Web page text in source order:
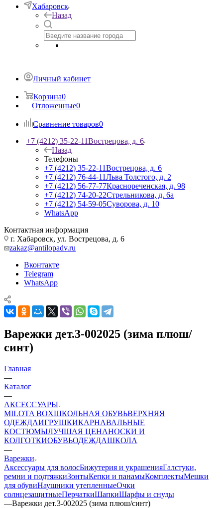
Хабаровск
Назад
Личный кабинет
Корзина0
Отложенные0
Сравнение товаров0
+7 (4212) 35-22-11Вострецова, д. 6
Назад
Телефоны
+7 (4212) 35-22-11Вострецова, д. 6
+7 (4212) 76-44-11Льва Толстого, д. 2
+7 (4212) 56-77-77Краснореченская, д. 98
+7 (4212) 74-20-22Стрельникова, д. 6а
+7 (4212) 54-59-05Суворова, д. 10
WhatsApp
Контактная информация
г. Хабаровск, ул. Вострецова, д. 6
zakaz@antilopadv.ru
Вконтакте
Telegram
WhatsApp
Варежки дет.3-002025 (зима плюш/
синт)
Главная
—
Каталог
—
АКСЕССУАРЫ
MILOTA BOXШКОЛЬНАЯ ОБУВЬВЕРХНЯЯ
ОДЕЖДАИГРУШКИКАРНАВАЛЬНЫЕ
КОСТЮМЫЛУЧШАЯ ЦЕНАНОСКИ И
КОЛГОТКИОБУВЬОДЕЖДАШКОЛА
—
Варежки
Аксессуары для волосБижутерия и украшенияГалстуки,
ремни и подтяжкиЗонтыКепки и панамыКомплектыМешки
для обувиНаушники утепленныеОчки
солнцезащитныеПерчаткиШапкиШарфы и снуды
—Варежки дет.3-002025 (зима плюш/синт)